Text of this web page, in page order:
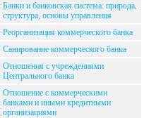
Банки и банковская система: природа,
структура, основы управления
Реорганизация коммерческого банка
Санирование коммерческого банка
Отношения с учреждениями
Центрального банка
Отношение с коммерческими
банками и иными кредитными
организациями